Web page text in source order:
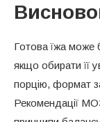
Готова їжа може
якщо обирати її
порцію, формат
Рекомендації